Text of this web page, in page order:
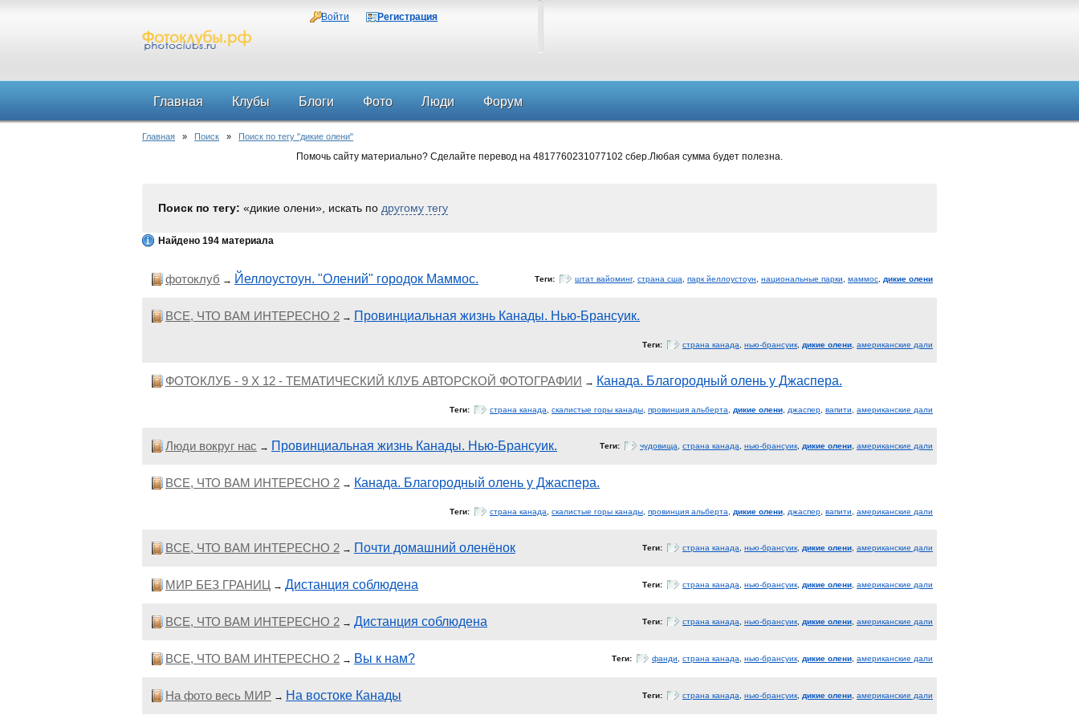
Войти Регистрация
Главная Клубы Блоги Фото Люди Форум
Главная » Поиск » Поиск по тегу "дикие олени"
Помочь сайту материально? Сделайте перевод на 4817760231077102 сбер.Любая сумма будет полезна.
Поиск по тегу: «дикие олени», искать по другому тегу
Найдено 194 материала
фотоклуб → Йеллоустоун. "Олений" городок Маммос. Теги: штат вайоминг, страна сша парк йеллоустоун национальные парки маммос дикие олени
ВСЕ, ЧТО ВАМ ИНТЕРЕСНО 2 → Провинциальная жизнь Канады. Нью-Брансуик.
Теги: страна канада нью-брансуик дикие олени американские дали
ФОТОКЛУБ - 9 Х 12 - ТЕМАТИЧЕСКИЙ КЛУБ АВТОРСКОЙ ФОТОГРАФИИ → Канада. Благородный олень у Джаспера.
Теги: страна канада скалистые горы канады провинция альберта дикие олени джаспер вапити американские дали
Люди вокруг нас → Провинциальная жизнь Канады. Нью-Брансуик. Теги: чудовища страна канада нью-брансуик дикие олени американские дали
ВСЕ, ЧТО ВАМ ИНТЕРЕСНО 2 → Канада. Благородный олень у Джаспера.
Теги: страна канада скалистые горы канады провинция альберта дикие олени джаспер вапити американские дали
ВСЕ, ЧТО ВАМ ИНТЕРЕСНО 2 → Почти домашний оленёнок Теги: страна канада нью-брансуик дикие олени американские дали
МИР БЕЗ ГРАНИЦ → Дистанция соблюдена Теги: страна канада нью-брансуик дикие олени американские дали
ВСЕ, ЧТО ВАМ ИНТЕРЕСНО 2 → Дистанция соблюдена Теги: страна канада нью-брансуик дикие олени американские дали
ВСЕ, ЧТО ВАМ ИНТЕРЕСНО 2 → Вы к нам? Теги: фанди страна канада нью-брансуик дикие олени американские дали
На фото весь МИР → На востоке Канады Теги: страна канада нью-брансуик дикие олени американские дали